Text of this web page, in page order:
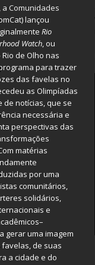
a Comunidades
lançou
Rio
Watch, ou
de Olho nas
para trazer
das favelas no
as Olimpíadas
de notícias, que se
necessária e
perspectivas das
matérias
por uma
comunitários,
solidários,
e
gerar uma imagem
de suas
a cidade e do